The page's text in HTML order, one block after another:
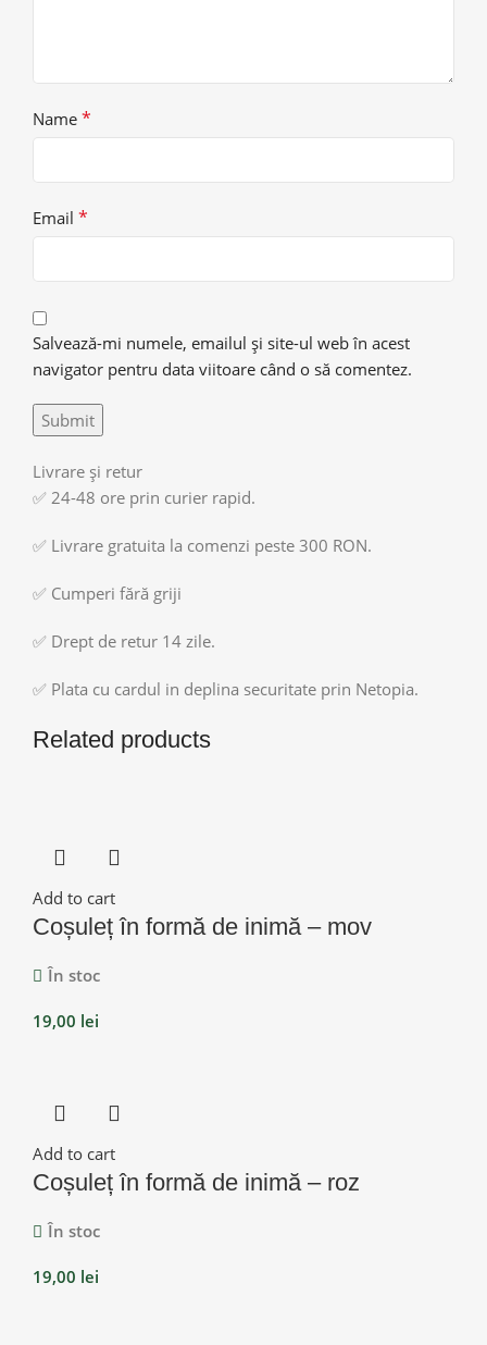
Name *
Email *
Salvează-mi numele, emailul și site-ul web în acest
navigator pentru data viitoare când o să comentez.
Livrare și retur
✅ 24-48 ore prin curier rapid.
✅ Livrare gratuita la comenzi peste 300 RON.
✅ Cumperi fără griji
✅ Drept de retur 14 zile.
✅ Plata cu cardul in deplina securitate prin Netopia.
Related products
Add to cart
Coșuleț în formă de inimă – mov
În stoc
19,00 lei
Add to cart
Coșuleț în formă de inimă – roz
În stoc
19,00 lei